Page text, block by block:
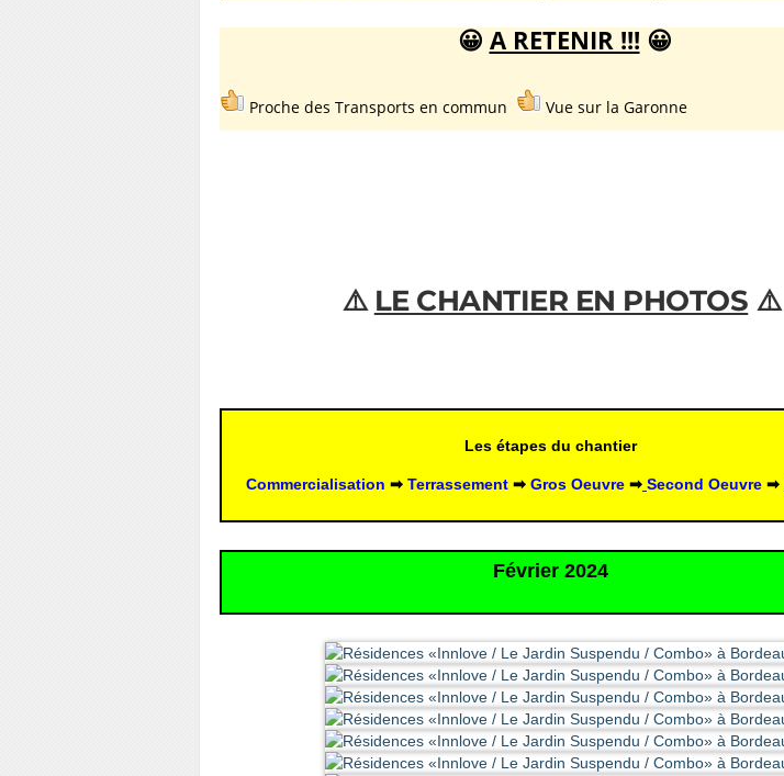
😀 A RETENIR !!! 😀
Proche des Transports en commun Vue sur la Garonne
⚠️ LE CHANTIER EN PHOTOS ⚠️
Les étapes du chantier
Commercialisation ➡ Terrassement ➡ Gros Oeuvre ➡ Second Oeuvre ➡
Février 2024